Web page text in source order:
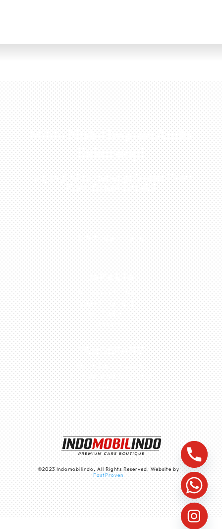
Miliki Mobil Impian Anda
Sekarang!
Kunjungi Atau Hubungi Dealer Resmi
Kami Di Kota Anda!
0813-1054-7548
JAKARTA
Perumahan Boulevard
Taman Surya 3 Blok h2,
No.27, Jakarta –
Indonesia
TANGERANG
Husein Sastra Negara,
No.8 Jurumudi Tangerang
– Indonesia
©2023Indomobilindo, All Rights Reserved, Website by
FastProven